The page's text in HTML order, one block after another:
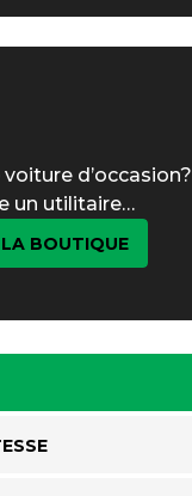
voiture d’occasion?
un utilitaire…
BOUTIQUE